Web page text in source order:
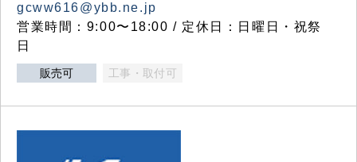
gcww616@ybb.ne.jp
営業時間：9:00〜18:00 / 定休日：日曜日・祝祭
日
販売可 工事・取付可